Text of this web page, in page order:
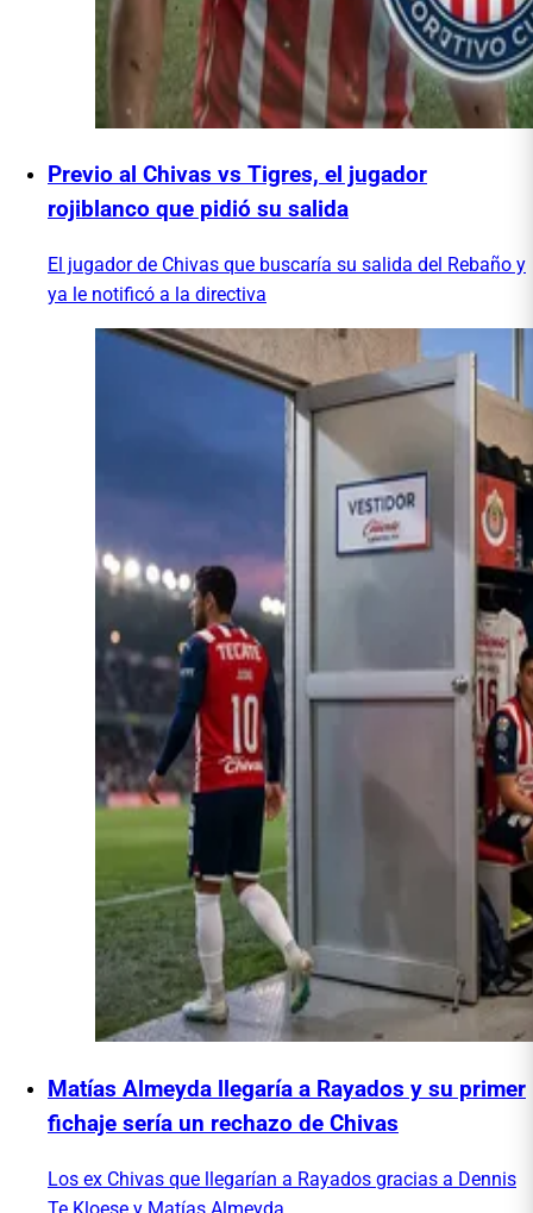
Previo al Chivas vs Tigres, el jugador
rojiblanco que pidió su salida
El jugador de Chivas que buscaría su salida del Rebaño y
ya le notificó a la directiva
Matías Almeyda llegaría a Rayados y su primer
fichaje sería un rechazo de Chivas
Los ex Chivas que llegarían a Rayados gracias a Dennis
Te Kloese y Matías Almeyda